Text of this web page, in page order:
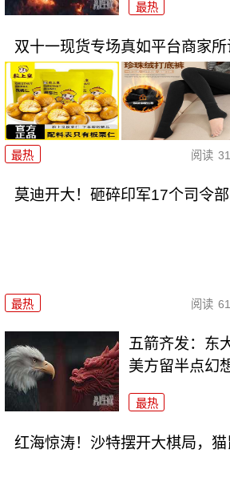
最热
双十一现货专场真如平台商家所
最热 阅读
莫迪开大！砸碎印军17个司令
最热 阅读
五箭齐发：东
美方留半点幻
最热
红海惊涛！沙特摆开大棋局，